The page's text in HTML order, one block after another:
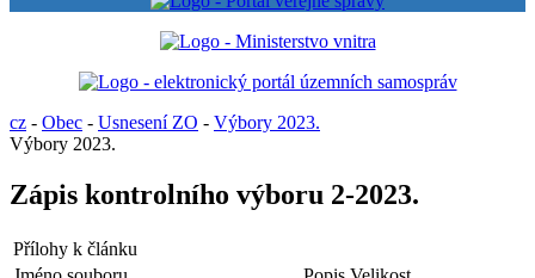
cz - Obec - Usnesení ZO - Výbory 2023.
Výbory 2023.
Zápis kontrolního výboru 2-2023.
Přílohy k článku